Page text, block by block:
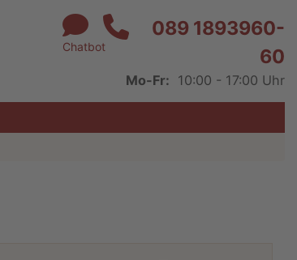
Chatbot
089 1893960-
60
Mo-Fr: 10:00 - 17:00 Uhr